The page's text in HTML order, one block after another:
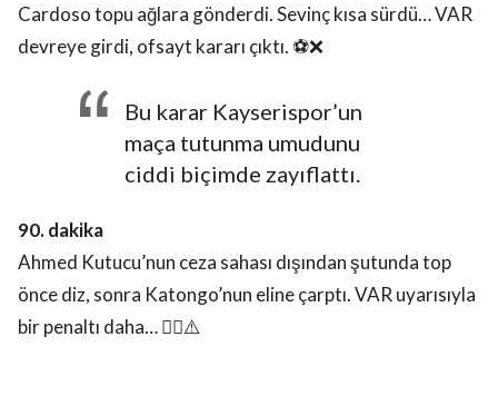
Cardoso topu ağlara gönderdi. Sevinç kısa sürdü… VAR
devreye girdi, ofsayt kararı çıktı. ⚽️❌
Bu karar Kayserispor’un
maça tutunma umudunu
ciddi biçimde zayıflattı.
90. dakika
Ahmed Kutucu’nun ceza sahası dışından şutunda top
önce diz, sonra Katongo’nun eline çarptı. VAR uyarısıyla
bir penaltı daha… 🤦‍♂️⚠️